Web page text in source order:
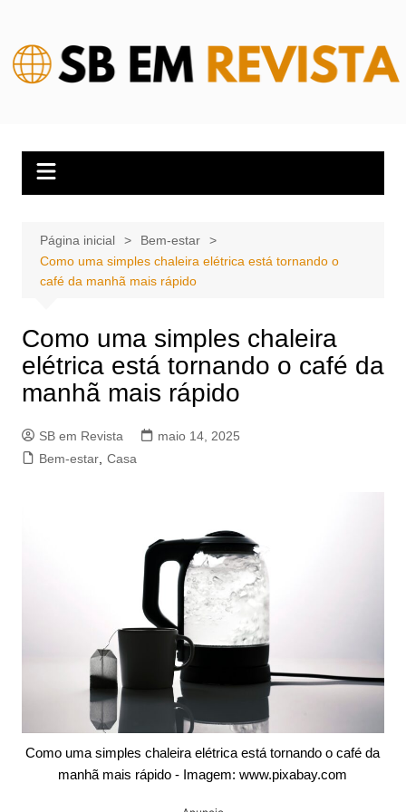
conteúdo
Página inicial
Bem-estar
Como uma simples chaleira elétrica está tornando o
café da manhã mais rápido
Como uma simples chaleira
elétrica está tornando o café da
manhã mais rápido
SB em Revista
maio 14, 2025
Bem-estar, Casa
Como uma simples chaleira elétrica está tornando o café da
manhã mais rápido - Imagem: www.pixabay.com